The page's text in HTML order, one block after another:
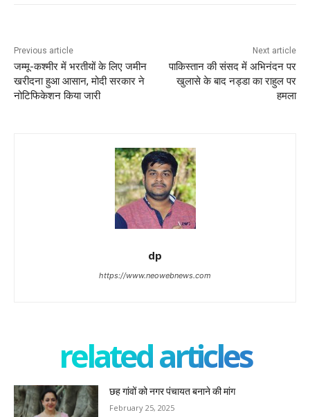
Previous article
जम्मू-कश्मीर में भरतीयों के लिए जमीन
खरीदना हुआ आसान, मोदी सरकार ने
नोटिफिकेशन किया जारी
Next article
पाकिस्तान की संसद में अभिनंदन पर
खुलासे के बाद नड्डा का राहुल पर
हमला
dp
https://www.neowebnews.com
related articles
छह गांवों को नगर पंचायत बनाने की मांग
February 25, 2025